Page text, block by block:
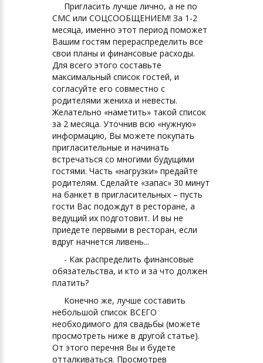
Пригласить лучше лично, а не по
СМС или СОЦСООБЩЕНИЕМ! За 1-2
месяца, именно этот период поможет
Вашим гостям перераспределить все
свои планы и финансовые расходы.
Для всего этого составьте
максимальный список гостей, и
согласуйте его совместно с
родителями жениха и невесты.
Желательно «наметить» такой список
за 2 месяца. Уточнив всю «нужную»
информацию, Вы можете покупать
пригласительные и начинать
встречаться со многими будущими
гостями. Часть «нагрузки» предайте
родителям. Сделайте «запас» 30 минут
на банкет в пригласительных – пусть
гости Вас подождут в ресторане, а
ведущий их подготовит. И вы не
приедете первыми в ресторан, если
вдруг начнется ливень...
- Как распределить финансовые
обязательства, и кто и за что должен
платить?
Конечно же, лучше составить
небольшой список ВСЕГО
необходимого для свадьбы (можете
просмотреть ниже в другой статье).
От этого перечня Вы и будете
отталкиваться. Просмотрев